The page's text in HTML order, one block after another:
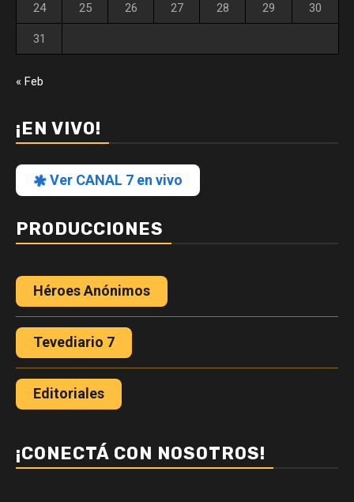
24 25 26 27 28 29 30
31
« Feb
¡EN VIVO!
Ver CANAL 7 en vivo
PRODUCCIONES
Héroes Anónimos
Tevediario 7
Editoriales
¡CONECTÁ CON NOSOTROS!